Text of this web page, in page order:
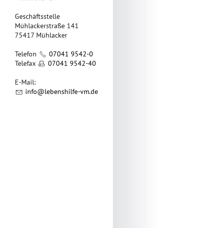
Geschäftsstelle
Mühlackerstraße 141
75417 Mühlacker
Telefon
07041 9542-0
Telefax
07041 9542-40
E-Mail:
nf
l b nsh lf -vmd